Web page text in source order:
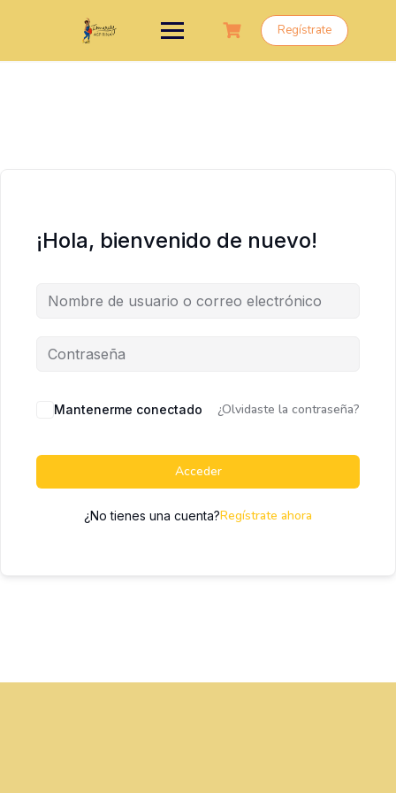
Regístrate
¡Hola, bienvenido de nuevo!
Mantenerme conectado ¿Olvidaste la contraseña?
Acceder
¿No tienes una cuenta?Regístrate ahora